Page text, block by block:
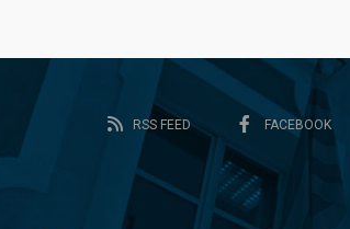
RSS FEED FACEBOOK